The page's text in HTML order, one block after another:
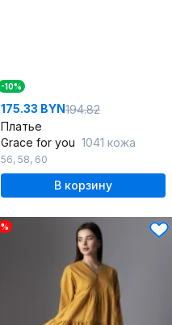
-10%
175.33 BYN194.82
Платье
Grace for you 1041 кожа
56, 58, 60
В корзину
%